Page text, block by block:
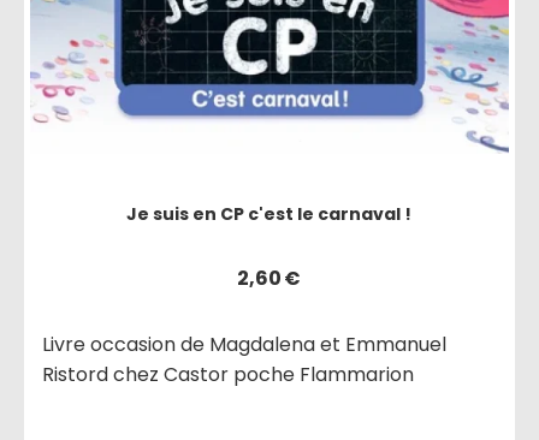
Je suis en CP c'est le carnaval !
2,60€
Livre occasion de Magdalena et Emmanuel
Ristord chez Castor poche Flammarion